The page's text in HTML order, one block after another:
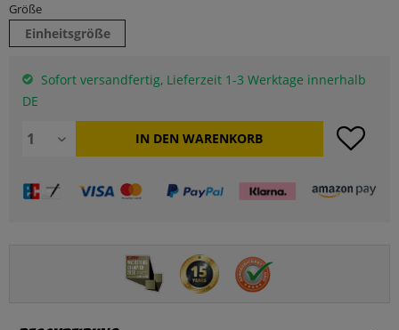
Größe
Einheitsgröße
Sofort versandfertig, Lieferzeit 1-3 Werktage innerhalb
DE
IN DEN WARENKORB